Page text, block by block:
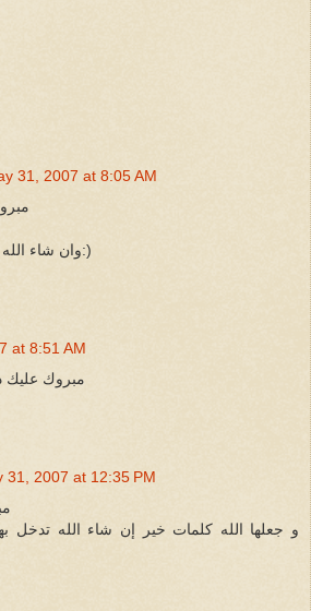
31, 2007 at 8:05 AM
وان شاء الله نكون زباين عندكم:)
at 8:51 AM
مبروك عليك
31, 2007 at 12:35 PM
و جعلها الله كلمات خير إن شاء الله تدخل